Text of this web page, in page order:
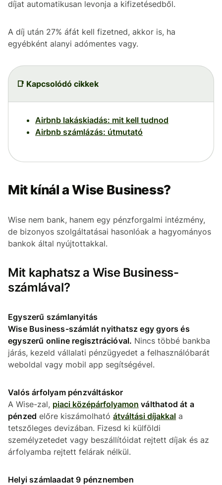
díjat automatikusan levonja a kifizetésedből.
A díj után 27% áfát kell fizetned, akkor is, ha
egyébként alanyi adómentes vagy.
📑 Kapcsolódó cikkek
Airbnb lakáskiadás: mit kell tudnod
Airbnb számlázás: útmutató
Mit kínál a Wise Business?
Wise nem bank, hanem egy pénzforgalmi intézmény,
de bizonyos szolgáltatásai hasonlóak a hagyományos
bankok által nyújtottakkal.
Mit kaphatsz a Wise Business-
számlával?
Egyszerű számlanyitás
Wise Business-számlát nyithatsz egy gyors és
egyszerű online regisztrációval. Nincs többé bankba
járás, kezeld vállalati pénzügyedet a felhasználóbarát
weboldal vagy mobil app segítségével.
Valós árfolyam pénzváltáskor
A Wise-zal, piaci középárfolyamon válthatod át a
pénzed előre kiszámolhatóátváltási díjakkal a
tetszőleges devizában. Fizesd ki külföldi
személyzetedet vagy beszállítóidat rejtett díjak és az
árfolyamba rejtett felárak nélkül.
Helyi számlaadat 9 pénznemben